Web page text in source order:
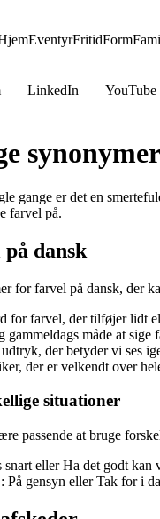
EventyrFritidForm
LinkedIn YouTube
gange er det en
farvel på.
dansk
for farvel på dansk, der
for farvel, der tilføjer lidt
gammeldags måde at
der betyder vi ses
der er velkendt over
situationer
passende at bruge
snart eller Ha det godt kan
: På gensyn eller Tak for i